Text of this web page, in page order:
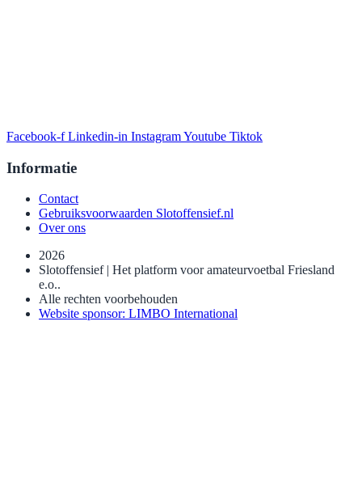
Facebook-f Linkedin-in InstagramYoutube Tiktok
Informatie
Contact
Gebruiksvoorwaarden Slotoffensief.nl
Over ons
2026
Slotoffensief | Het platform voor amateurvoetbal Friesland
e.o..
Alle rechten voorbehouden
Website sponsor: LIMBO International